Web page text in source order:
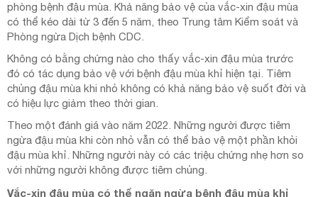
phòng bệnh đậu mùa. Khả năng bảo vệ của vắc-xin đậu mùa
có thể kéo dài từ 3 đến 5 năm, theo Trung tâm Kiểm soát và
Phòng ngừa Dịch bệnh CDC.
Không có bằng chứng nào cho thấy vắc-xin đậu mùa trước
đó có tác dụng bảo vệ với bệnh đậu mùa khỉ hiện tại. Tiêm
chủng đậu mùa khi nhỏ không có khả năng bảo vệ suốt đời và
có hiệu lực giảm theo thời gian.
Theo một đánh giá vào năm 2022. Những người được tiêm
ngừa đậu mùa khi còn nhỏ vẫn có thể bảo vệ một phần khỏi
đậu mùa khỉ. Những người này có các triệu chứng nhẹ hơn so
với những người không được tiêm chủng.
Vắc-xin đậu mùa có thể ngăn ngừa bệnh đậu mùa khỉ